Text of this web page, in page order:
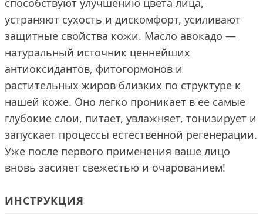
способствуют улучшению цвета лица,
устраняют сухость и дискомфорт, усиливают
защитные свойства кожи. Масло авокадо —
натуральный источник ценнейших
антиоксидантов, фитогормонов и
растительных жиров близких по структуре к
нашей коже. Оно легко проникает в ее самые
глубокие слои, питает, увлажняет, тонизирует и
запускает процессы естественной регенерации.
Уже после первого применения ваше лицо
вновь засияет свежестью и очарованием!
ИНСТРУКЦИЯ